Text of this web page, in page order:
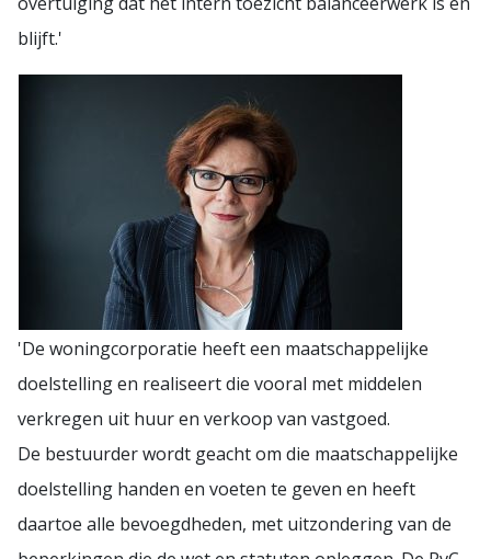
blijft.'
'De woningcorporatie heeft een maatschappelijke
doelstelling en realiseert die vooral met middelen
verkregen uit huur en verkoop van vastgoed.
De bestuurder wordt geacht om die maatschappelijke
doelstelling handen en voeten te geven en heeft
daartoe alle bevoegdheden, met uitzondering van de